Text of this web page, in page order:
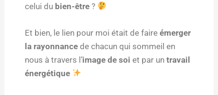
celui du bien-être ?
Et bien, le lien pour moi était de faire émerger
la rayonnance de chacun qui sommeil en
nous à travers l’image de soi et par untravail
énergétique